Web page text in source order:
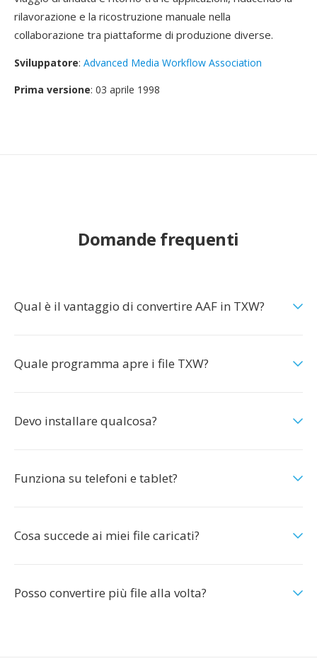
rilavorazione e la ricostruzione manuale nella
collaborazione tra piattaforme di produzione diverse.
Sviluppatore: Advanced Media Workflow Association
Prima versione: 03 aprile 1998
Domande frequenti
Qual è il vantaggio di convertire AAF in TXW?
Quale programma apre i file TXW?
Devo installare qualcosa?
Funziona su telefoni e tablet?
Cosa succede ai miei file caricati?
Posso convertire più file alla volta?